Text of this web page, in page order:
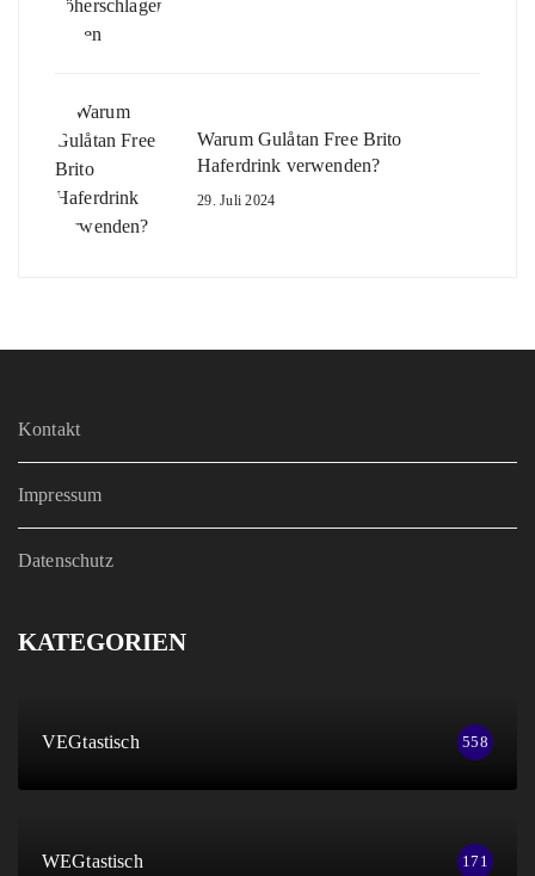
Warum Gulåtan Free Brito
Haferdrink verwenden?
29. Juli 2024
Kontakt
Impressum
Datenschutz
KATEGORIEN
VEGtastisch 558
WEGtastisch 171